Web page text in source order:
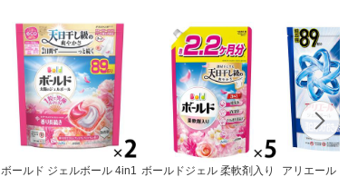
ボールド ジェルボール 4in1 ボールドジェル 柔軟剤入り
アリエール ジ